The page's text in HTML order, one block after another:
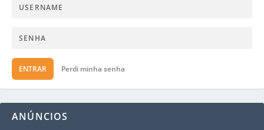
ENTRAR Perdi minha senha
ANÚNCIOS